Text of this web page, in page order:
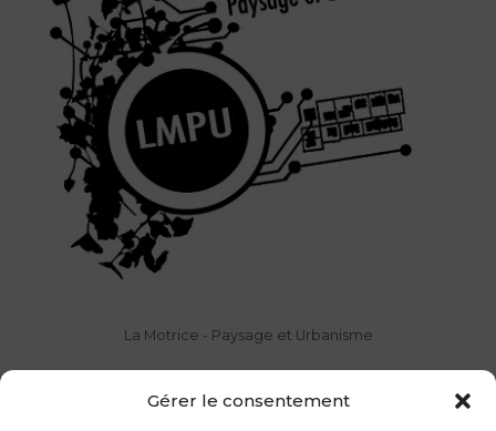
Gérer le consentement
La Motrice - Paysage et Urbanisme